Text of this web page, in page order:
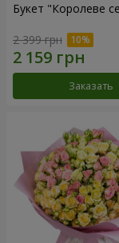
Букет "Королеве
2 399 грн
Заказать